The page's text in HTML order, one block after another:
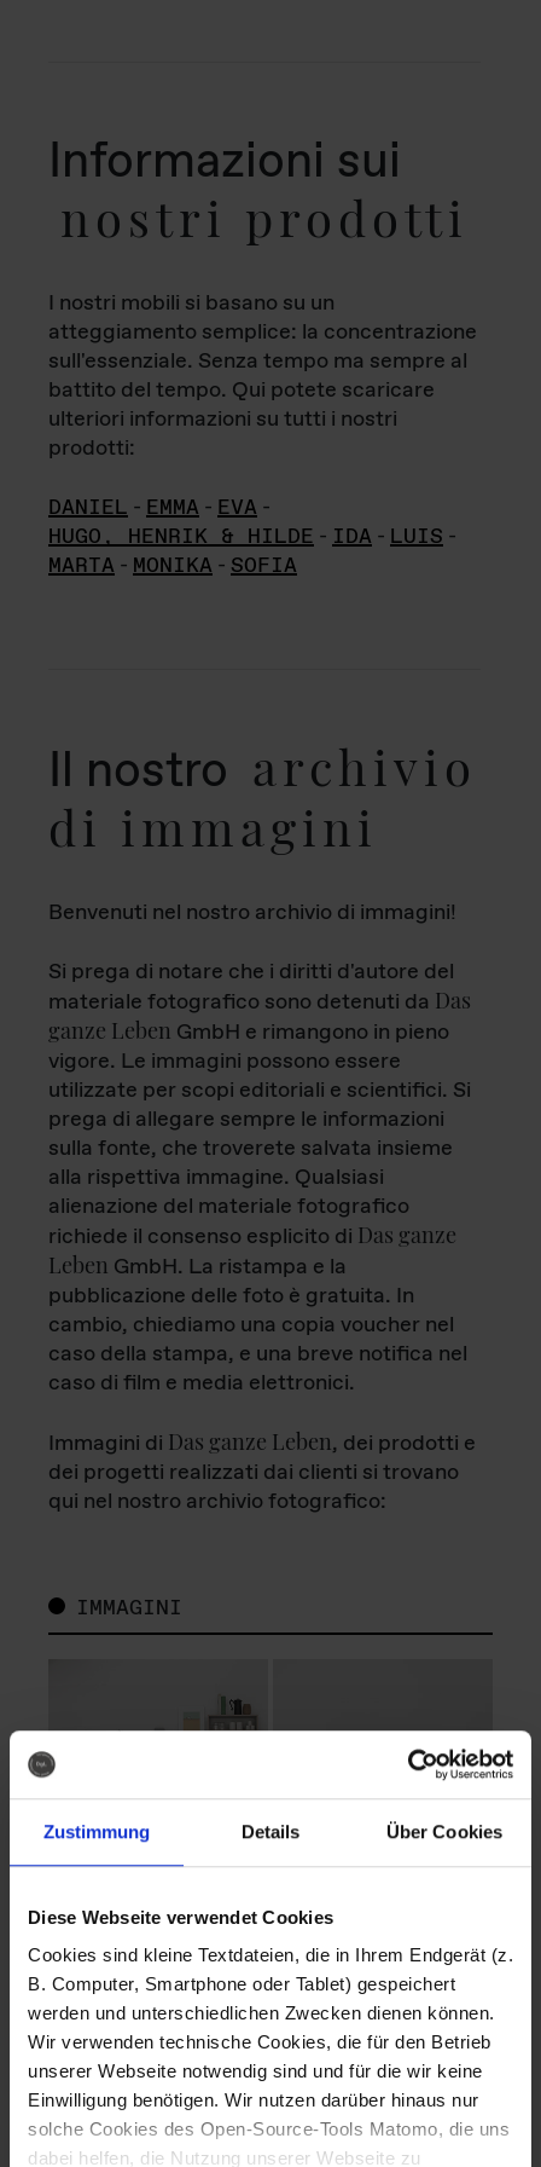
Zustimmung Details Über Cookies
Diese Webseite verwendet Cookies
Cookies sind kleine Textdateien, die in Ihrem Endgerät (z.
B. Computer, Smartphone oder Tablet) gespeichert
werden und unterschiedlichen Zwecken dienen können.
Wir verwenden technische Cookies, die für den Betrieb
unserer Webseite notwendig sind und für die wir keine
Einwilligung benötigen. Wir nutzen darüber hinaus nur
solche Cookies des Open-Source-Tools Matomo, die uns
dabei helfen, die Nutzung unserer Webseite zu
Informazioni sui
nostri prodotti
I nostri mobili si basano su un
atteggiamento semplice: la concentrazione
sull'essenziale. Senza tempo ma sempre al
battito del tempo. Qui potete scaricare
ulteriori informazioni su tutti i nostri
prodotti:
DANIEL - EMMA - EVA -
HUGO, HENRIK & HILDE - IDA - LUIS -
MARTA - MONIKA - SOFIA
Il nostro archivio
di immagini
Benvenuti nel nostro archivio di immagini!
Si prega di notare che i diritti d'autore del
materiale fotografico sono detenuti da Das
ganze Leben GmbH e rimangono in pieno
vigore. Le immagini possono essere
utilizzate per scopi editoriali e scientifici. Si
prega di allegare sempre le informazioni
sulla fonte, che troverete salvata insieme
alla rispettiva immagine. Qualsiasi
alienazione del materiale fotografico
richiede il consenso esplicito di Das ganze
Leben GmbH. La ristampa e la
pubblicazione delle foto è gratuita. In
cambio, chiediamo una copia voucher nel
caso della stampa, e una breve notifica nel
caso di film e media elettronici.
Immagini di Das ganze Leben, dei prodotti e
dei progetti realizzati dai clienti si trovano
qui nel nostro archivio fotografico:
IMMAGINI
Fotografo: Lorenz
Sternbach
Download
Fotografo: Lorenz
Sternbach
Download